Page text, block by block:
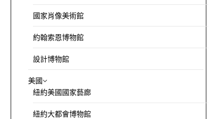
國家肖像美術館
約翰索恩博物館
設計博物館
美國
紐約美國國家藝廊
紐約大都會博物館